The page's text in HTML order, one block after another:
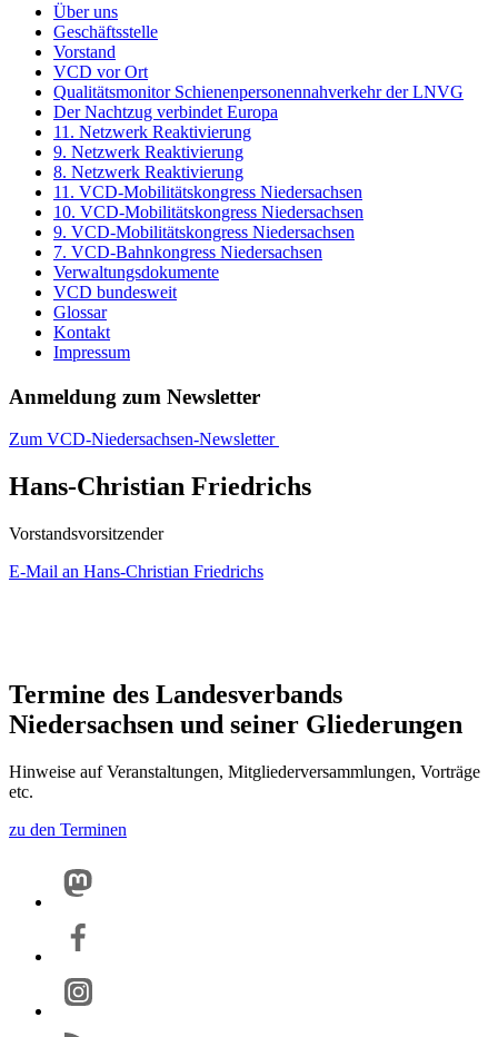
Über uns
Geschäftsstelle
Vorstand
VCD vor Ort
Qualitätsmonitor Schienenpersonennahverkehr der LNVG
Der Nachtzug verbindet Europa
11. Netzwerk Reaktivierung
9. Netzwerk Reaktivierung
8. Netzwerk Reaktivierung
11. VCD-Mobilitätskongress Niedersachsen
10. VCD-Mobilitätskongress Niedersachsen
9. VCD-Mobilitätskongress Niedersachsen
7. VCD-Bahnkongress Niedersachsen
Verwaltungsdokumente
VCD bundesweit
Glossar
Kontakt
Impressum
Anmeldung zum Newsletter
Zum VCD-Niedersachsen-Newsletter
Hans-Christian Friedrichs
Vorstandsvorsitzender
E-Mail an Hans-Christian Friedrichs
Termine des Landesverbands
Niedersachsen und seiner Gliederungen
Hinweise auf Veranstaltungen, Mitgliederversammlungen, Vorträge
etc.
zu den Terminen